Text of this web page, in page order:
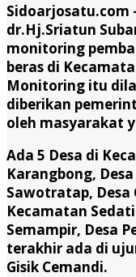
Sidoarjosatu.com
dr.Hj.Sriatun
monitoring
beras di
Monitoring itu
diberikan
oleh masyarakat
Ada 5 Desa di
Karangbong,
Sawotratap,
Kecamatan
Semampir, Desa
terakhir ada di
Gisik Cemandi.